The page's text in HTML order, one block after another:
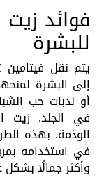
فوائد
للبشرة
إلى البشرة
أو ندبات حب
في الجلد. زيت
الوذمة. بهذه
في استخدامه
وأكثر جمالًا بشكل